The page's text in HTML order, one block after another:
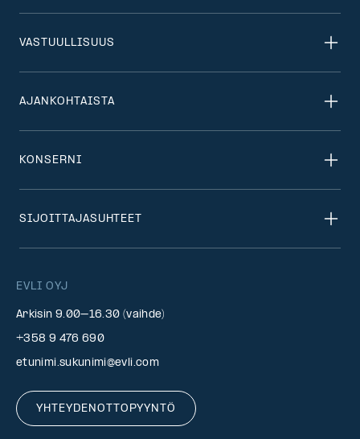
EVLI OYJ
Arkisin 9.00–16.30 (vaihde)
+358 9 476 690
etunimi.sukunimi@evli.com
YHTEYDENOTTOPYYNTÖ
VASTUULLISUUS
AJANKOHTAISTA
KONSERNI
SIJOITTAJASUHTEET